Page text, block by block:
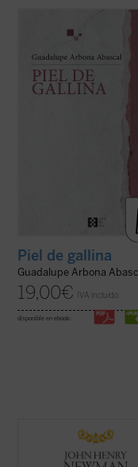
cuando tengo miedo, pero también me
repente caigo en la cuenta de que
viva y que hay alguien que sostiene mi
existencia». Tercera ...(ver ficha)
Piel de gallina
Guadalupe Arbona
19,00€ IVA incluido
disponible en ebook:
Desde su ordenación como pastor
anglicano hasta su muerte como
católico, la figura de Newman no deja
sorprender por la coherencia de su